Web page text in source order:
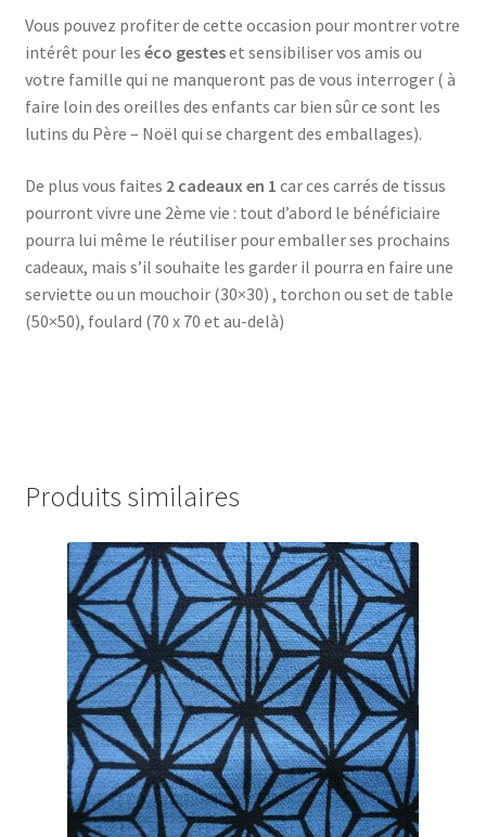
Vous pouvez profiter de cette occasion pour montrer votre
intérêt pour les éco gesteset sensibiliser vos amis ou
votre famille qui ne manqueront pas de vous interroger ( à
faire loin des oreilles des enfants car bien sûr ce sont les
lutins du Père – Noël qui se chargent des emballages).
De plus vous faites 2 cadeaux en 1 car ces carrés de tissus
pourront vivre une 2ème vie : tout d’abord le bénéficiaire
pourra lui même le réutiliser pour emballer ses prochains
cadeaux, mais s’il souhaite les garder il pourra en faire une
serviette ou un mouchoir (30×30) , torchon ou set de table
(50×50), foulard (70 x 70 et au-delà)
Produits similaires